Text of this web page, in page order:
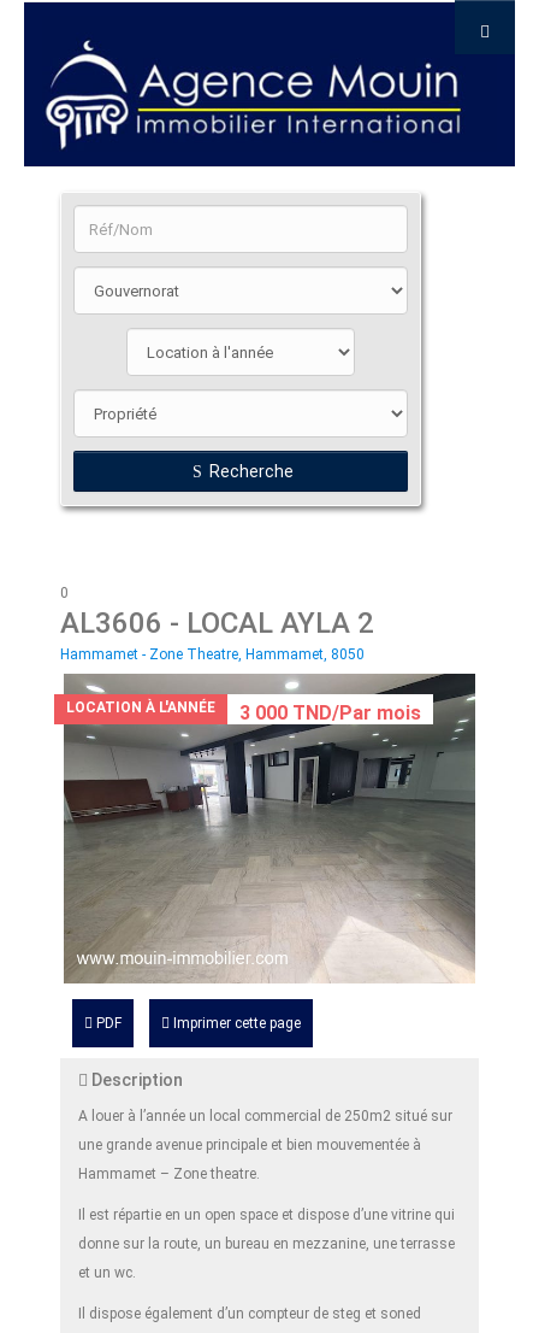
Recherche
0
AL3606 - LOCAL AYLA 2
Hammamet - Zone Theatre, Hammamet, 8050
LOCATION À L'ANNÉE 3 000 TND/Par mois
PDF Imprimer cette page
Description
A louer à l’année un local commercial de 250m2 situé sur
une grande avenue principale et bien mouvementée à
Hammamet – Zone theatre.
Il est répartie en un open space et dispose d’une vitrine qui
donne sur la route, un bureau en mezzanine, une terrasse
et un wc.
Il dispose également d’un compteur de steg et soned